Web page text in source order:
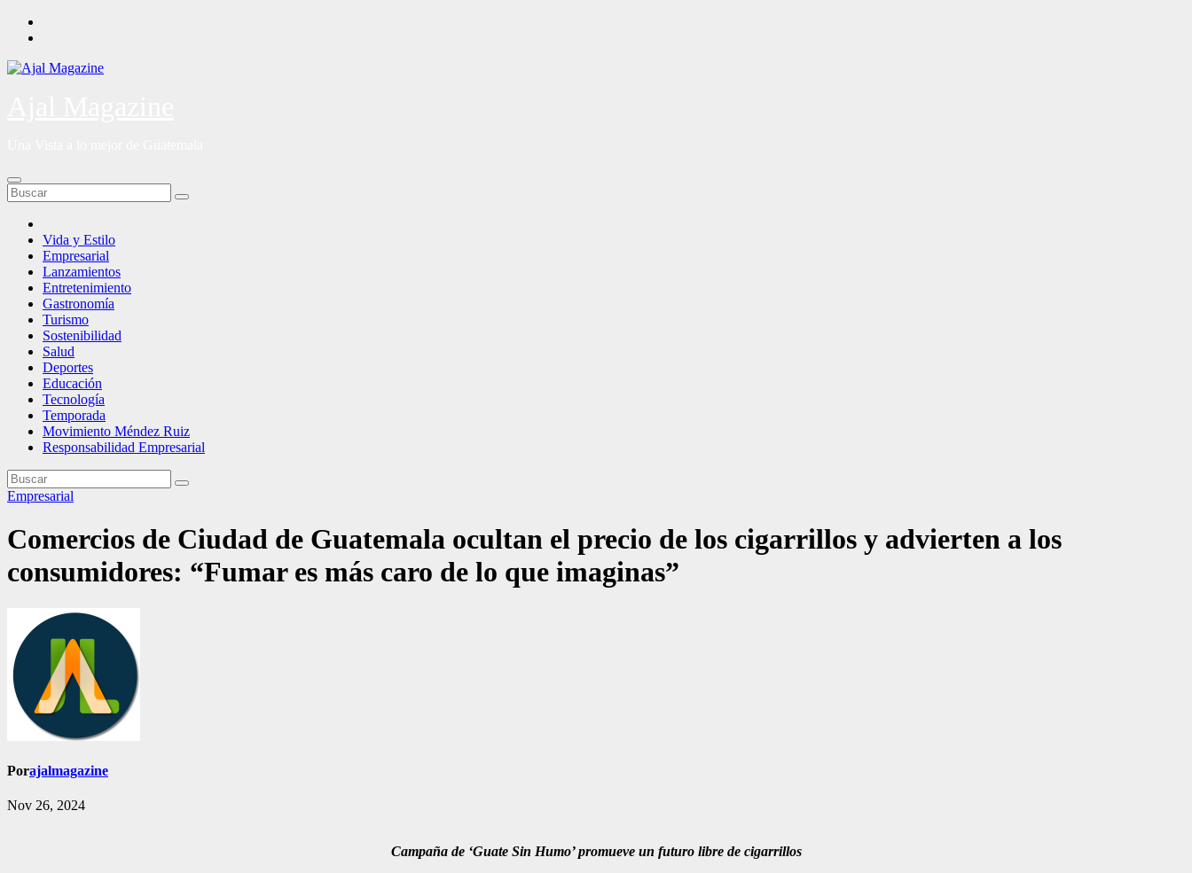
Saltar
Vida y Estilo
Empresarial
Lanzamientos
Entretenimiento
Gastronomía
Turismo
Sostenibilidad
Salud
Deportes
Educación
Tecnología
Temporada
Movimiento Méndez Ruiz
Responsabilidad Empresarial
Empresarial
Comercios de Ciudad de Guatemala ocultan el precio de los cigarrillos y advierten a los
consumidores: “Fumar es más caro de lo que imaginas”
Porajalmagazine
Nov 26, 2024
Campaña de ‘Guate Sin Humo’ promueve un futuro libre de cigarrillos